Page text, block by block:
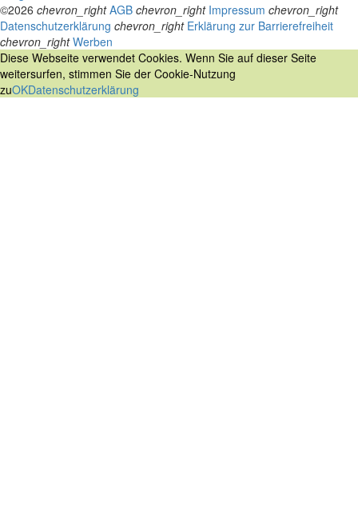
©2026 chevron_right AGB chevron_right Impressum chevron_right
Datenschutzerklärung chevron_right Erklärung zur Barrierefreiheit
chevron_right Werben
Diese Webseite verwendet Cookies. Wenn Sie auf dieser Seite
weitersurfen, stimmen Sie der Cookie-Nutzung
zuOKDatenschutzerklärung